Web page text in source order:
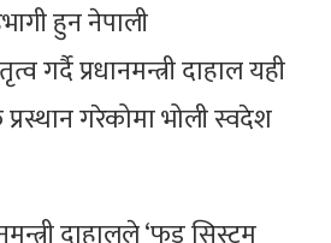
हुन नेपाली
गर्दै प्रधानमन्त्री दाहाल यही
गरेकोमा भोली स्वदेश